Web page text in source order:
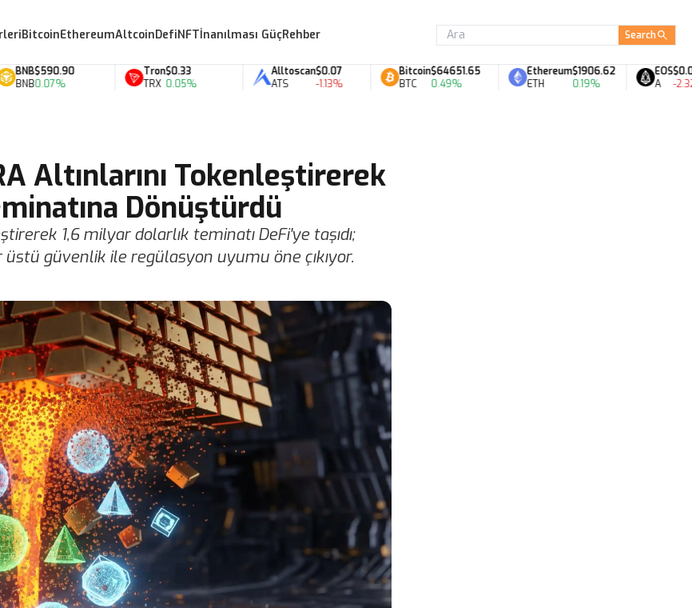
BitcoinEthereumAltcoinDefiNFTİnanılması GüçRehber Search
$590.90
0.07%
Tron
TRX
$0.33
0.05%
Alltoscan
ATS
$0.07
-1.13%
Bitcoin
BTC
$64651.65
0.49%
Ethereum
ETH
$1906.62
0.19%
EOS
A
$0.06
-2.32%
Altınlarını Tokenleştirerek
Dönüştürdü
1,6 milyar dolarlık teminatı DeFi'ye taşıdı;
güvenlik ile regülasyon uyumu öne çıkıyor.